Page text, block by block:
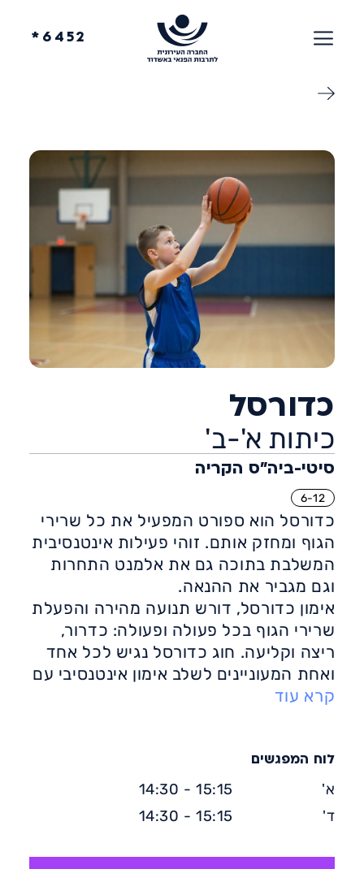
6452*
כדורסל
כיתות א'-ב'
סיטי-ביה״ס הקריה
6-12
כדורסל הוא ספורט המפעיל את כל שרירי
הגוף ומחזק אותם. זוהי פעילות אינטנסיבית
המשלבת בתוכה גם את אלמנט התחרות
וגם מגביר את ההנאה.
אימון כדורסל, דורש תנועה מהירה והפעלת
שרירי הגוף בכל פעולה ופעולה: כדרור,
ריצה וקליעה. חוג כדורסל נגיש לכל אחד
ואחת המעוניינים לשלב אימון אינטנסיבי עם
אלמנט משחקי-תחרותי, זהו חוג התורם
קרא עוד
לוח המפגשים
א'
15:15 - 14:30
ד'
15:15 - 14:30